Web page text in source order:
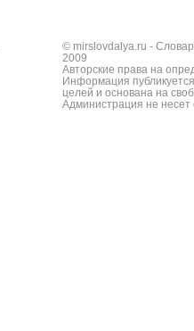
© mirslovdalya.ru -
2009
Авторские права на
Информация
целей и основана на
Администрация не несет